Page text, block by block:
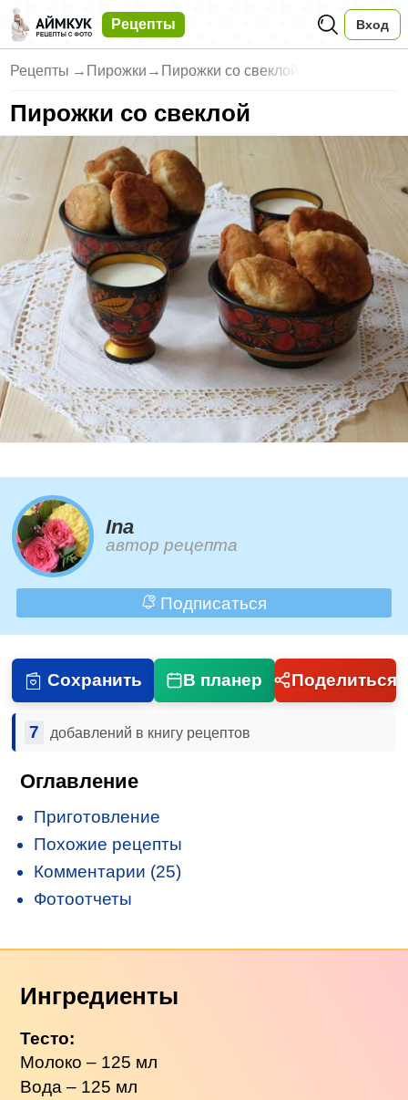
Рецепты Вход
Рецепты → Пирожки → Пирожки со свеклой
Пирожки со свеклой
Ina
автор рецепта
Подписаться
Сохранить В планер Поделиться
7 добавлений в книгу рецептов
Оглавление
Приготовление
Похожие рецепты
Комментарии (25)
Фотоотчеты
Ингредиенты
Тесто:
Молоко – 125 мл
Вода – 125 мл